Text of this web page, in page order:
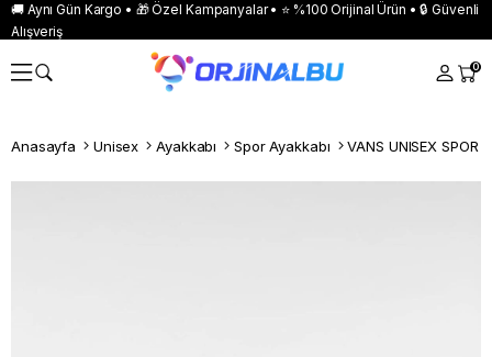
🚚 Aynı Gün Kargo • 🎁 Özel Kampanyalar • ⭐ %100 Orijinal Ürün • 🔒 Güvenli
Alışveriş
0
Anasayfa Unisex Ayakkabı Spor Ayakkabı